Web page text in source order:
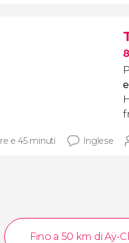
e 45 minuti Inglese
Fino a 50 km di Aÿ-